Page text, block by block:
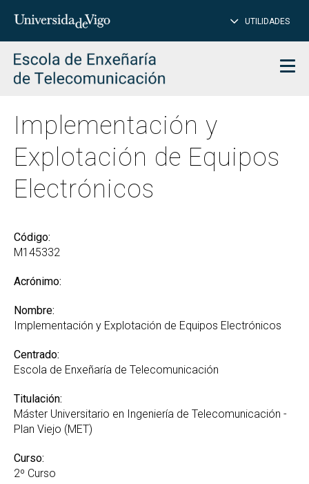
Insertar
para
buscar
UTILIDADES
Implementación y
Explotación de Equipos
Electrónicos
Código:
M145332
Acrónimo:
Nombre:
Implementación y Explotación de Equipos Electrónicos
Centrado:
Escola de Enxeñaría de Telecomunicación
Titulación:
Máster Universitario en Ingeniería de Telecomunicación -
Plan Viejo (MET)
Curso:
2º Curso